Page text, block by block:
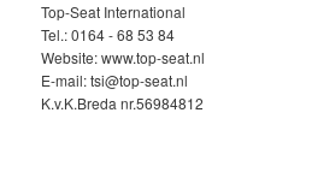
Top-Seat International
Tel.: 0164 - 68 53 84
Website: www.top-seat.nl
E-mail: tsi@top-seat.nl
K.v.K.Breda nr.56984812